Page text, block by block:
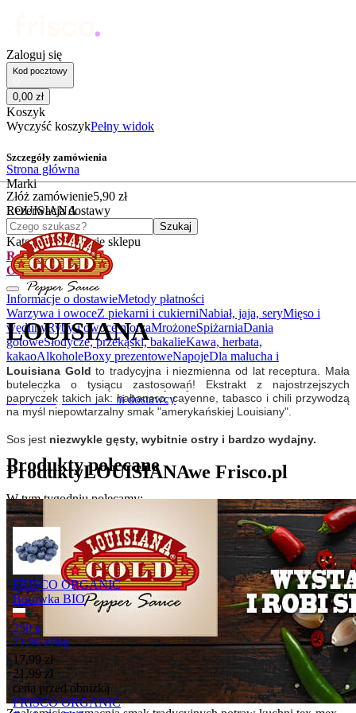
Zaloguj się
Kod pocztowy
0,00 zł
Koszyk
Wyczyść koszykPełny widok
Szczegóły zamówienia
Złóż zamówienie5,90 zł
Rezerwacja dostawy
Czego szukasz?
Szukaj
KategorieKategorie sklepu
Rabatówka
Outlet
Informacje o dostawieMetody płatności
Warzywa i owoceZ piekarni i cukierniNabiał, jaja, seryMięso i
wędlinyRyby i owoce morzaMrożoneSpiżarniaDania
gotoweSłodycze, przekąski, bakalieKawa, herbata,
kakaoAlkoholeBoxy prezentoweNapojeDla malucha i
rodzicówKosmetyki i higiena osobistaDomowe porządkiDla
zwierzątAkcesoria do domuArtykuły biurowe i szkolneZdrowie i
suplementyBIOLokalni dostawcy
Produkty polecane
W tym tygodniu polecamy:
Promocja
FRISCO ORGANIC
Borówka BIO
250 g
71,96 zł/kg
Cena promocyjna
17,99 zł
21,99 zł
cena przed obniżką
FRISCO ORGANIC
Strona główna
Marki
LOUISIANA
LOUISIANA
Louisiana Gold to tradycyjna i niezmienna od lat receptura. Mała
buteleczka o tysiącu zastosowań! Ekstrakt z najostrzejszych
papryczek takich jak: habanero, cayenne, tabasco i chili przywodzą
na myśl niepowtarzalny smak "amerykańskiej Louisiany".
Sos jest niezwykle gęsty, wybitnie ostry i bardzo wydajny.
ProduktyLOUISIANAwe Frisco.pl